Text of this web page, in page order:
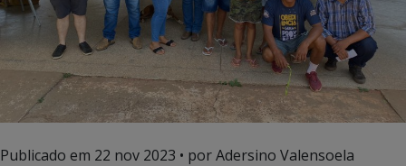
Publicado em 22 nov 2023 • por Adersino Valensoela